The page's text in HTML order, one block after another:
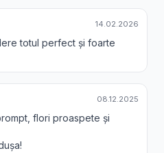
14.02.2026
totul perfect și foarte
08.12.2025
flori proaspete și